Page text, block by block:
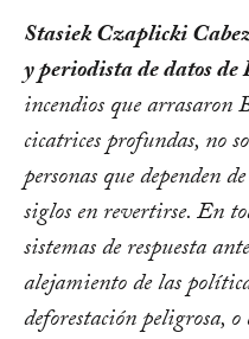
Stasiek Czaplicki
y periodista de datos
incendios que
cicatrices profundas, no
personas que dependen
siglos en revertirse. En
sistemas de respuesta
alejamiento de las
deforestación peligrosa,